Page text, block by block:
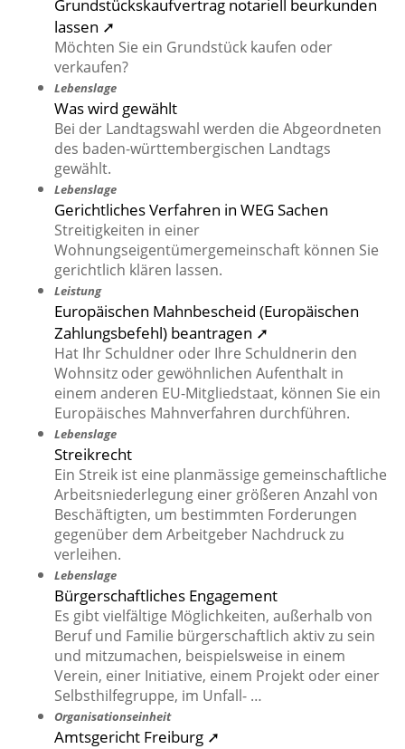
Grundstückskaufvertrag notariell beurkunden
lassen ➚
Möchten Sie ein Grundstück kaufen oder
verkaufen?
Lebenslage
Was wird gewählt
Bei der Landtagswahl werden die Abgeordneten
des baden-württembergischen Landtags
gewählt.
Lebenslage
Gerichtliches Verfahren in WEG Sachen
Streitigkeiten in einer
Wohnungseigentümergemeinschaft können Sie
gerichtlich klären lassen.
Leistung
Europäischen Mahnbescheid (Europäischen
Zahlungsbefehl) beantragen ➚
Hat Ihr Schuldner oder Ihre Schuldnerin den
Wohnsitz oder gewöhnlichen Aufenthalt in
einem anderen EU-Mitgliedstaat, können Sie ein
Europäisches Mahnverfahren durchführen.
Lebenslage
Streikrecht
Ein Streik ist eine planmässige gemeinschaftliche
Arbeitsniederlegung einer größeren Anzahl von
Beschäftigten, um bestimmten Forderungen
gegenüber dem Arbeitgeber Nachdruck zu
verleihen.
Lebenslage
Bürgerschaftliches Engagement
Es gibt vielfältige Möglichkeiten, außerhalb von
Beruf und Familie bürgerschaftlich aktiv zu sein
und mitzumachen, beispielsweise in einem
Verein, einer Initiative, einem Projekt oder einer
Selbsthilfegruppe, im Unfall- …
Organisationseinheit
Amtsgericht Freiburg ➚